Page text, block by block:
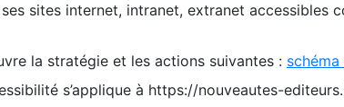
ses sites internet, intranet, extranet accessibles
la stratégie et les actions suivantes :
s’applique à https://nouveautes-